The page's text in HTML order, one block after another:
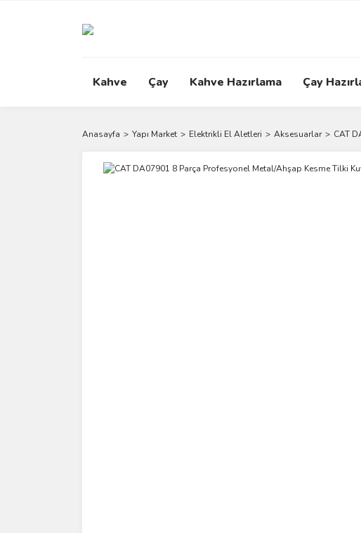
Kahve Çay Kahve Hazırlama Çay
Anasayfa Yapı Market Elektrikli El Aletleri Aksesuarlar CAT